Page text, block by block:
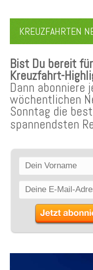
KREUZFAHRTEN
Bist Du bereit
Kreuzfahrt-
Dann abonniere
wöchentlichen
Sonntag die
spannendsten